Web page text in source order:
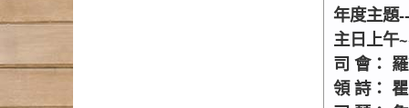
年度主題
主日上午
司 會：
領 詩：